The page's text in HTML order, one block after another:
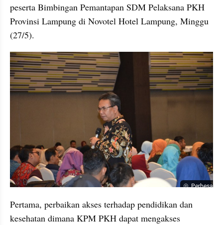
peserta Bimbingan Pemantapan SDM Pelaksana PKH
Provinsi Lampung di Novotel Hotel Lampung, Minggu
(27/5).
Perbesar
Pertama, perbaikan akses terhadap pendidikan dan
kesehatan dimana KPM PKH dapat mengakses